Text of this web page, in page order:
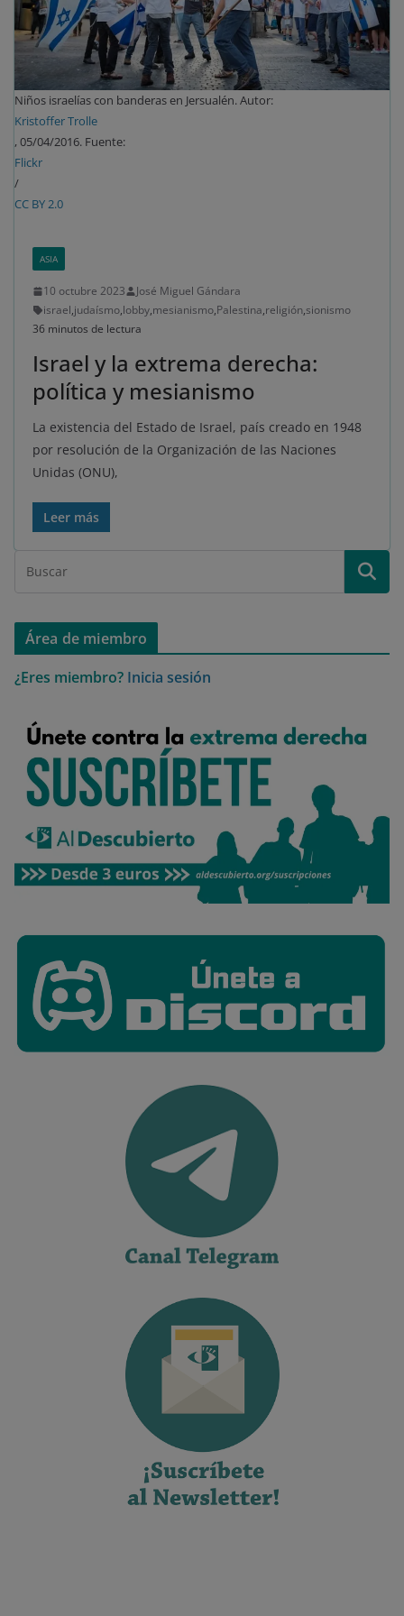
Niños israelías con banderas en Jersualén. Autor:
Kristoffer Trolle
, 05/04/2016. Fuente:
Flickr
/
CC BY 2.0
ASIA
10 octubre 2023
José Miguel Gándara
israel,judaísmo,lobby,mesianismo,Palestina,religión,sionismo
36 minutos de lectura
Israel y la extrema derecha:
política y mesianismo
La existencia del Estado de Israel, país creado en 1948
por resolución de la Organización de las Naciones
Unidas (ONU),
Leer más
Área de miembro
¿Eres miembro? Inicia sesión